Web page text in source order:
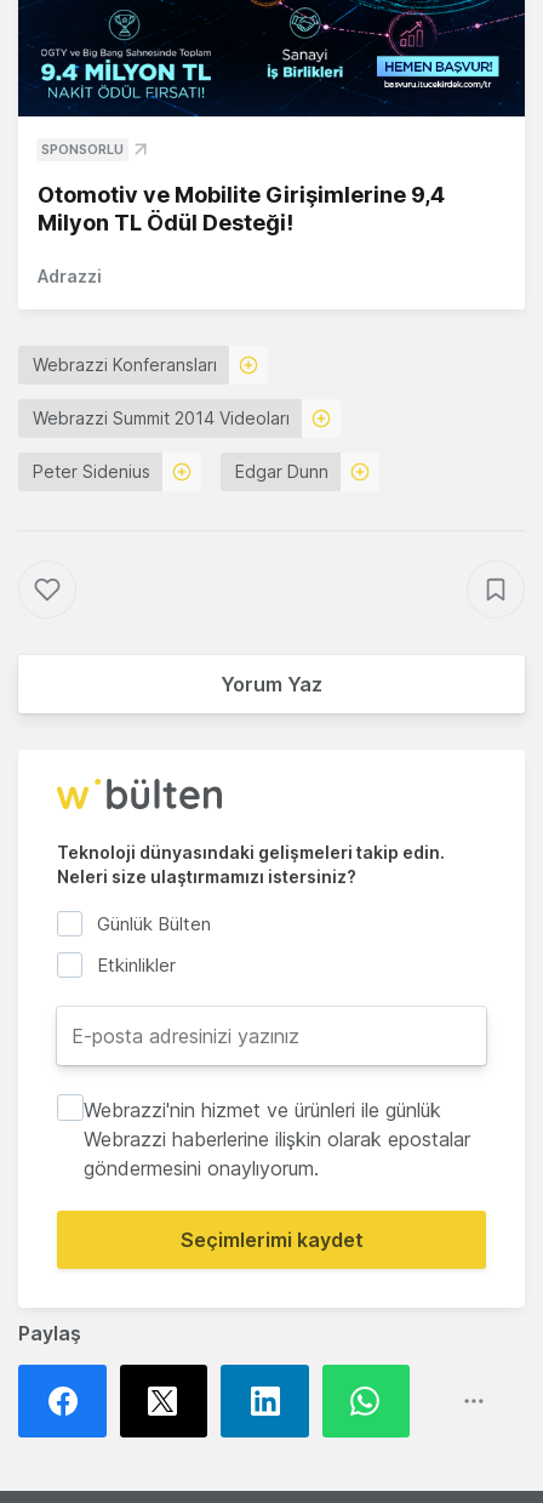
Paylaş
SPONSORLU
Otomotiv ve Mobilite Girişimlerine 9,4
Milyon TL Ödül Desteği!
Adrazzi
Webrazzi Konferansları
Webrazzi Summit 2014 Videoları
Peter Sidenius Edgar Dunn
Yorum Yaz
Teknoloji dünyasındaki gelişmeleri takip edin.
Neleri size ulaştırmamızı istersiniz?
Günlük Bülten
Etkinlikler
Webrazzi'nin hizmet ve ürünleri ile günlük
Webrazzi haberlerine ilişkin olarak epostalar
göndermesini onaylıyorum.
Seçimlerimi kaydet